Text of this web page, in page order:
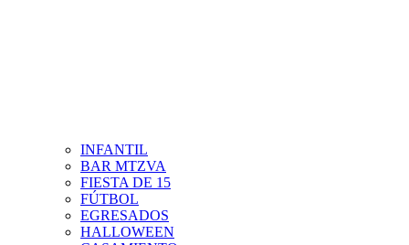
INFANTIL
BAR MTZVA
FIESTA DE 15
FÚTBOL
EGRESADOS
HALLOWEEN